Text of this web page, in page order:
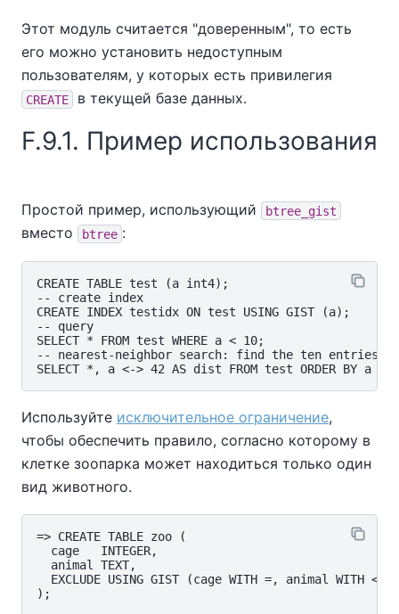
Этот модуль считается "доверенным", то есть
его можно установить недоступным
пользователям, у которых есть привилегия
CREATE в текущей базе данных.
F.9.1. Пример использования
Простой пример, использующий btree_gist
вместо btree :
CREATE TABLE test (a int4);
-- create index
CREATE INDEX testidx ON test USING GIST (a);
-- query
SELECT * FROM test WHERE a < 10;
-- nearest-neighbor search: find the ten entries
Используйте исключительное ограничение,
чтобы обеспечить правило, согласно которому в
клетке зоопарка может находиться только один
вид животного.
=> CREATE TABLE zoo (
  cage   INTEGER,
  animal TEXT,
  EXCLUDE USING GIST (cage WITH =, animal WITH <>)
);